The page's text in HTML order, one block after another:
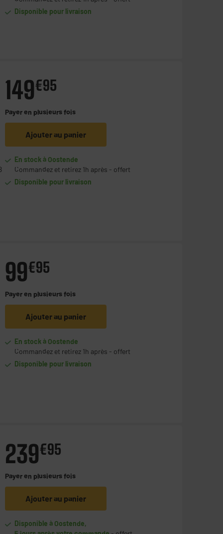
Disponible pour livraison
149€95
Payer en plusieurs fois
Ajouter au panier
En stock à Oostende
Commandez et retirez 1h après - offert
Disponible pour livraison
99€95
Payer en plusieurs fois
Ajouter au panier
En stock à Oostende
Commandez et retirez 1h après - offert
Disponible pour livraison
239€95
Payer en plusieurs fois
Ajouter au panier
Disponible à Oostende,